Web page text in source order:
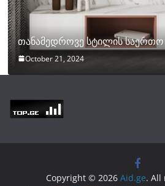
თანამედროვე სტილის
October 21, 2024
Copyright © 2026 Aid.ge. All